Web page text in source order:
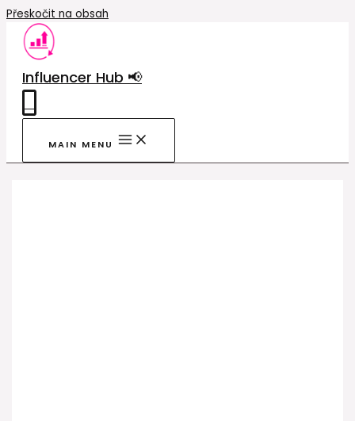
Přeskočit na obsah
Influencer Hub 📢
MAIN MENU